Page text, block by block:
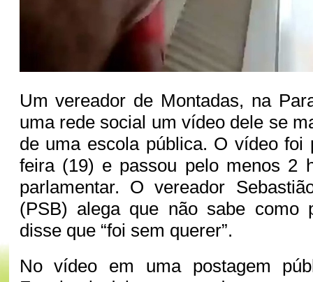
Um vereador de Montadas, na
uma rede social um vídeo dele se
de uma escola pública. O vídeo foi
feira (19) e passou pelo menos 2
parlamentar. O vereador
(PSB) alega que não sabe como
disse que “foi sem querer”.
No vídeo em uma postagem